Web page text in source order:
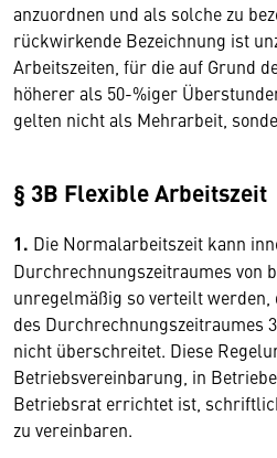
anzuordnen und als solche zu
rückwirkende Bezeichnung ist
Arbeitszeiten, für die auf Grund
höherer als 50-%iger
gelten nicht als Mehrarbeit,
§ 3B Flexible Arbeitszeit
1. Die Normalarbeitszeit kann
Durchrechnungszeitraumes von
unregelmäßig so verteilt
des Durchrechnungszeitraumes
nicht überschreitet. Diese
Betriebsvereinbarung, in
Betriebsrat errichtet ist,
zu vereinbaren.